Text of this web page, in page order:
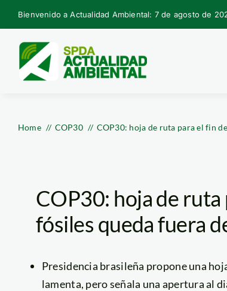
Skip
to
content
Bienvenido a Actualidad Ambiental: 7 de agosto de
Home COP30 COP30: hoja de ruta para el fin
COP30: hoja de
fósiles queda fuera
Presidencia brasileña propone una
lamenta, pero señala una apertura al